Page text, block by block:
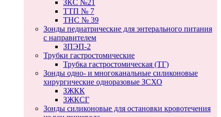
ЗКС №21
ТТП № 7
ТНС № 39
Зонды педиатрические для энтерального питания
с направителем
ЗПЭП-2
Трубки гастростомические
Трубка гастростомическая (ТГ)
Зонды одно- и многоканальные силиконовые
хирургические одноразовые ЗСХО
ЗЖКК
ЗЖКСГ
Зонды силиконовые для остановки кровотечения